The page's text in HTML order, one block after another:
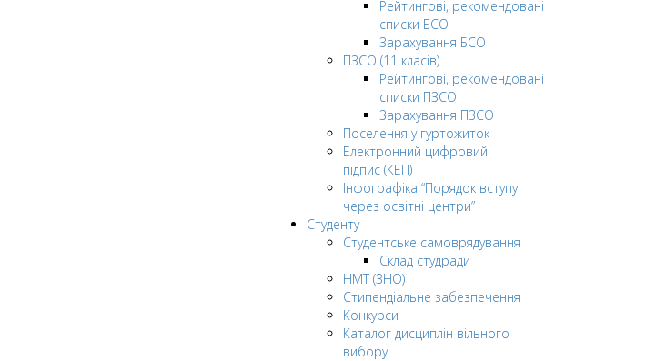
Рейтингові, рекомендовані
списки БСО
Зарахування БСО
ПЗСО (11 класів)
Рейтингові, рекомендовані
списки ПЗСО
Зарахування ПЗСО
Поселення у гуртожиток
Електронний цифровий
підпис (КЕП)
Інфографіка “Порядок вступу
через освітні центри”
Студенту
Студентське самоврядування
Склад студради
НМТ (ЗНО)
Стипендіальне забезпечення
Конкурси
Каталог дисциплін вільного
вибору